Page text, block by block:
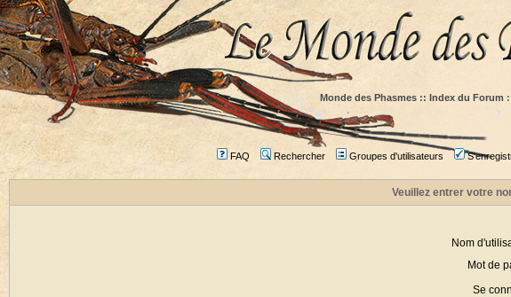
Monde des Phasmes :: Index du Forum
FAQ Rechercher Groupes d'utilisateurs
Veuillez entrer votre
Nom
Mot de
Se